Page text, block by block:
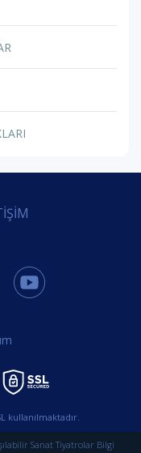
kullanılmaktadır.
Sanat Tiyatrolar Bilgi